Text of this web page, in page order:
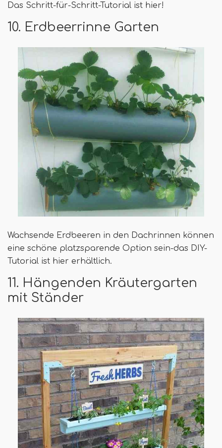
Das Schritt-für-Schritt-Tutorial ist hier!
10. Erdbeerrinne Garten
Wachsende Erdbeeren in den Dachrinnen können
eine schöne platzsparende Option sein-das DIY-
Tutorial ist hier erhältlich.
11. Hängenden Kräutergarten
mit Ständer